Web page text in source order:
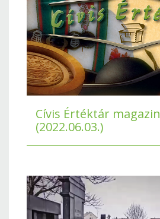
Cívis Értéktár magazin
(2022.06.03.)